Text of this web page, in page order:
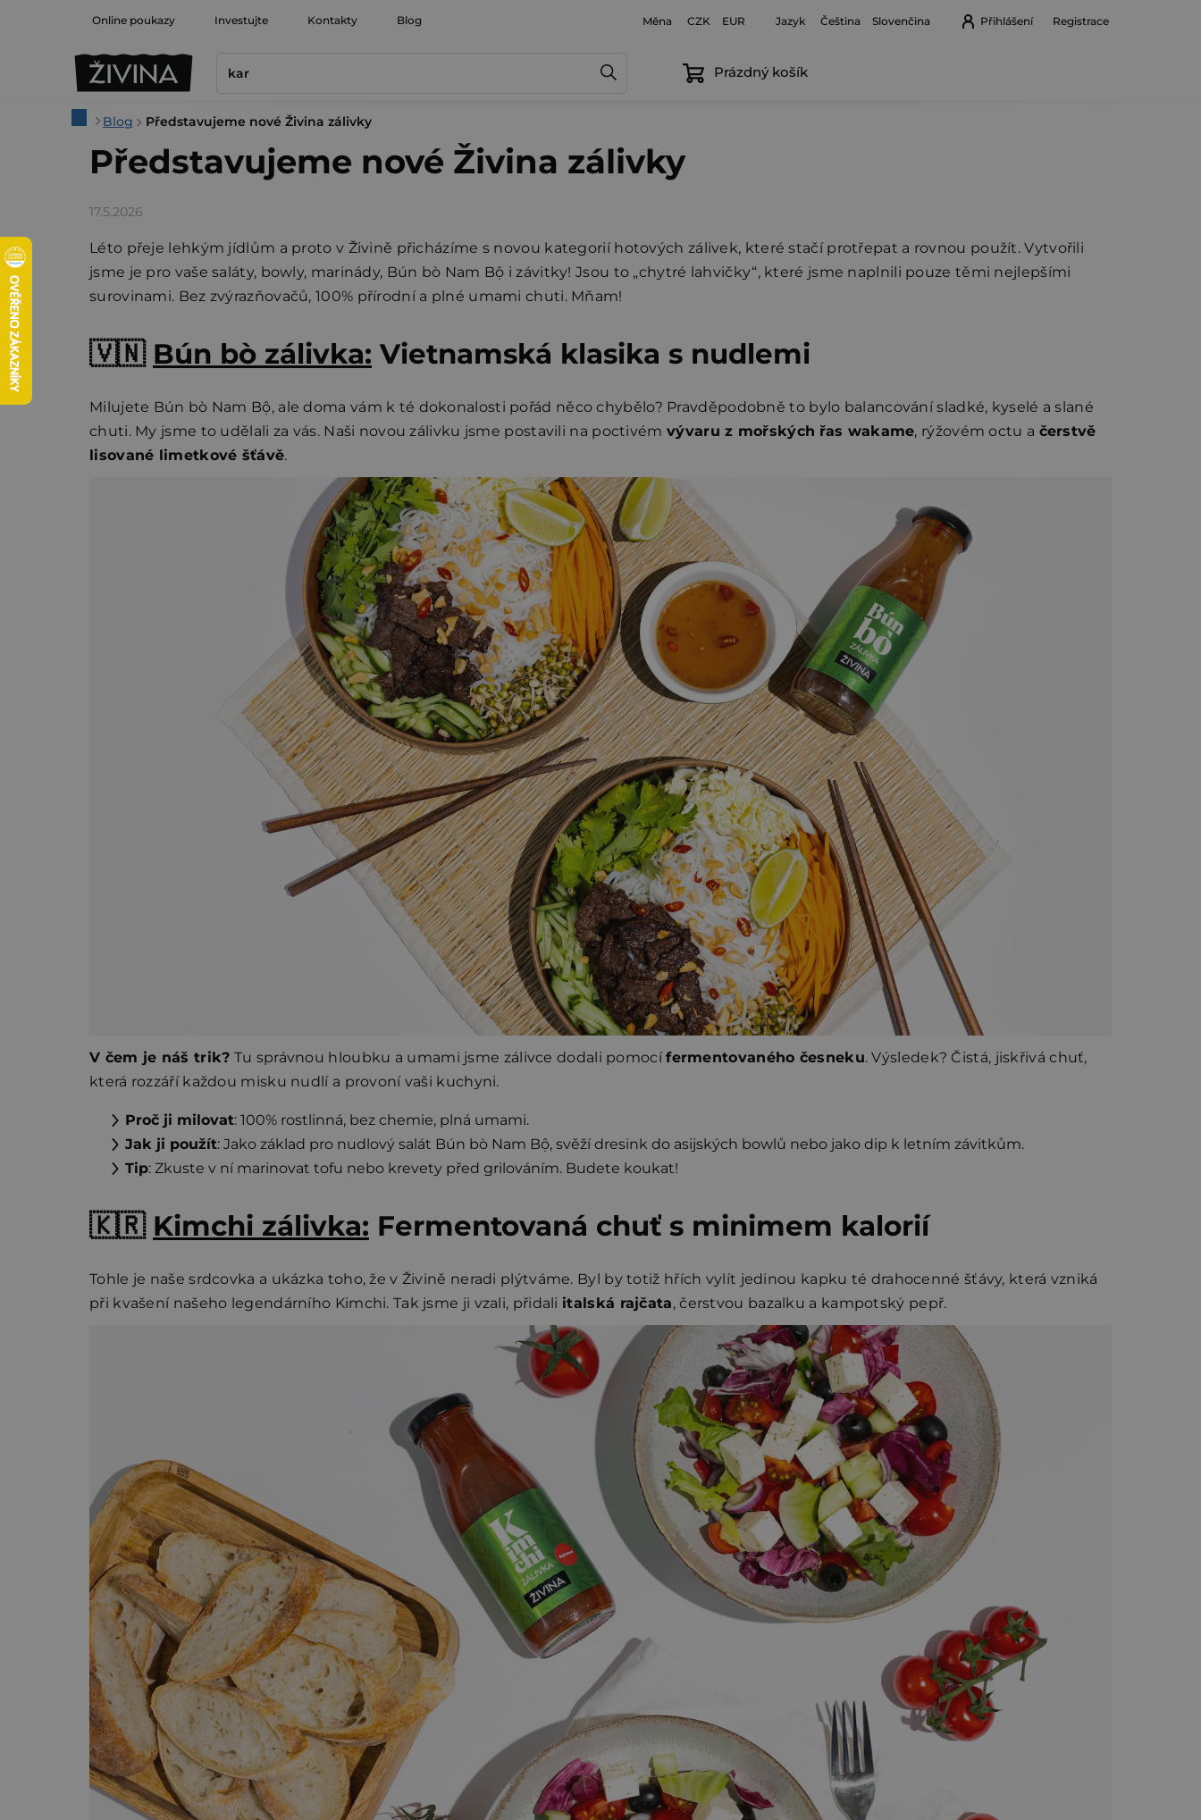
Online poukazy Investujte Kontakty Blog Měna CZK EUR Jazyk Čeština Slovenčina Přihlášení Registrace
Nákupní
Prázdný košík
DomůBlog Představujeme nové Živina zálivky
Představujeme nové Živina zálivky
17.5.2026
Léto přeje lehkým jídlům a proto v Živině přicházíme s novou kategorií hotových zálivek, které stačí protřepat a rovnou použít. Vytvořili
jsme je pro vaše saláty, bowly, marinády, Bún bò Nam Bộ i závitky! Jsou to „chytré lahvičky“, které jsme naplnili pouze těmi nejlepšími
surovinami. Bez zvýrazňovačů, 100% přírodní a plné umami chuti. Mňam!
🇻🇳 Bún bò zálivka: Vietnamská klasika s nudlemi
Milujete Bún bò Nam Bộ, ale doma vám k té dokonalosti pořád něco chybělo? Pravděpodobně to bylo balancování sladké, kyselé a slané
chuti. My jsme to udělali za vás. Naši novou zálivku jsme postavili na poctivém vývaru z mořských řas wakame, rýžovém octu a čerstvě
lisované limetkové šťávě.
V čem je náš trik? Tu správnou hloubku a umami jsme zálivce dodali pomocífermentovaného česneku. Výsledek? Čistá, jiskřivá chuť,
která rozzáří každou misku nudlí a provoní vaši kuchyni.
Proč ji milovat: 100% rostlinná, bez chemie, plná umami.
Jak ji použít: Jako základ pro nudlový salát Bún bò Nam Bộ, svěží dresink do asijských bowlů nebo jako dip k letním závitkům.
Tip: Zkuste v ní marinovat tofu nebo krevety před grilováním. Budete koukat!
🇰🇷 Kimchi zálivka: Fermentovaná chuť s minimem kalorií
Tohle je naše srdcovka a ukázka toho, že v Živině neradi plýtváme. Byl by totiž hřích vylít jedinou kapku té drahocenné šťávy, která vzniká
při kvašení našeho legendárního Kimchi. Tak jsme ji vzali, přidali italská rajčata, čerstvou bazalku a kampotský pepř.